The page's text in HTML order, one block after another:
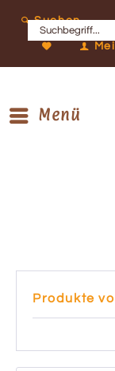
Suchen
Menü
Produkte